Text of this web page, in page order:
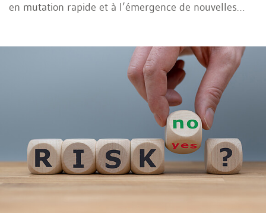
en mutation rapide et à l’émergence de nouvelles